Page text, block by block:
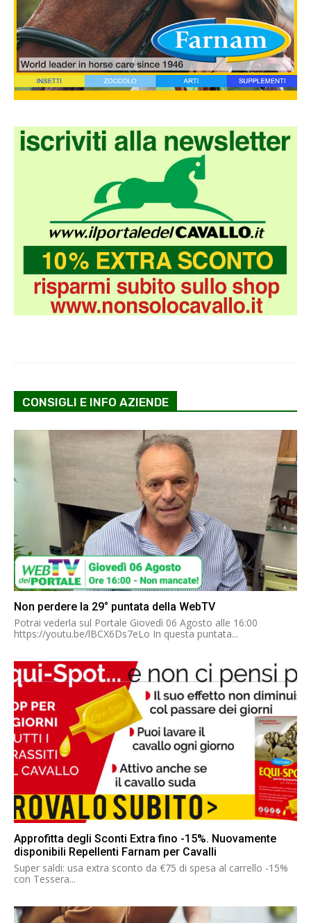
CONSIGLI E INFO AZIENDE
Non perdere la 29° puntata della WebTV
Potrai vederla sul Portale Giovedì 06 Agosto alle 16:00
https://youtu.be/lBCX6Ds7eLo In questa puntata...
Approfitta degli Sconti Extra fino -15%. Nuovamente
disponibili Repellenti Farnam per Cavalli
Super saldi: usa extra sconto da €75 di spesa al carrello -15%
con Tessera...